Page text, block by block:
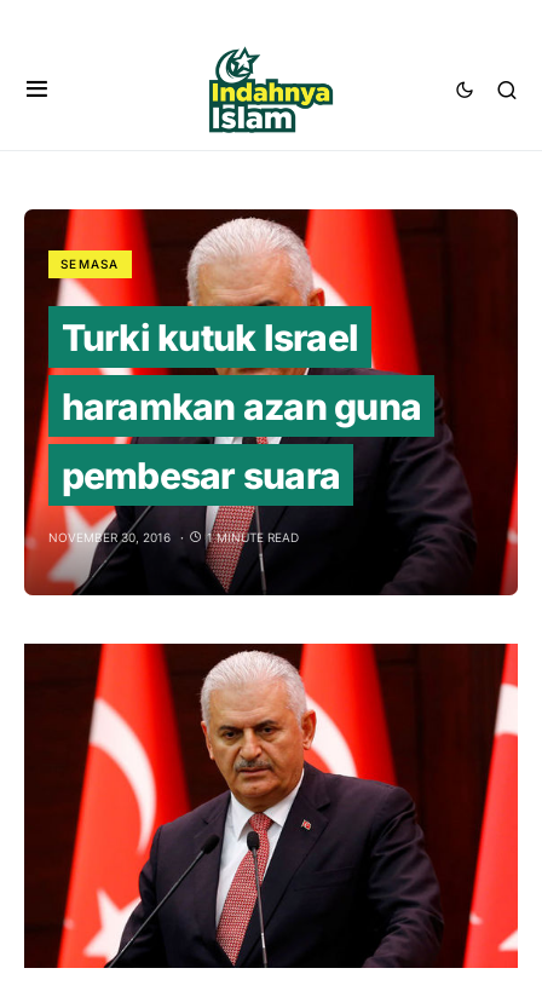
SEMASA
Turki kutuk Israel
haramkan azan guna
pembesar suara
NOVEMBER 30, 2016 1 MINUTE READ